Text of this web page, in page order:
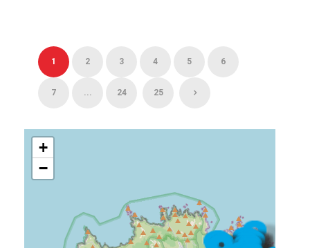
1 2 3 4 5 6
7 ... 24 25
+
−